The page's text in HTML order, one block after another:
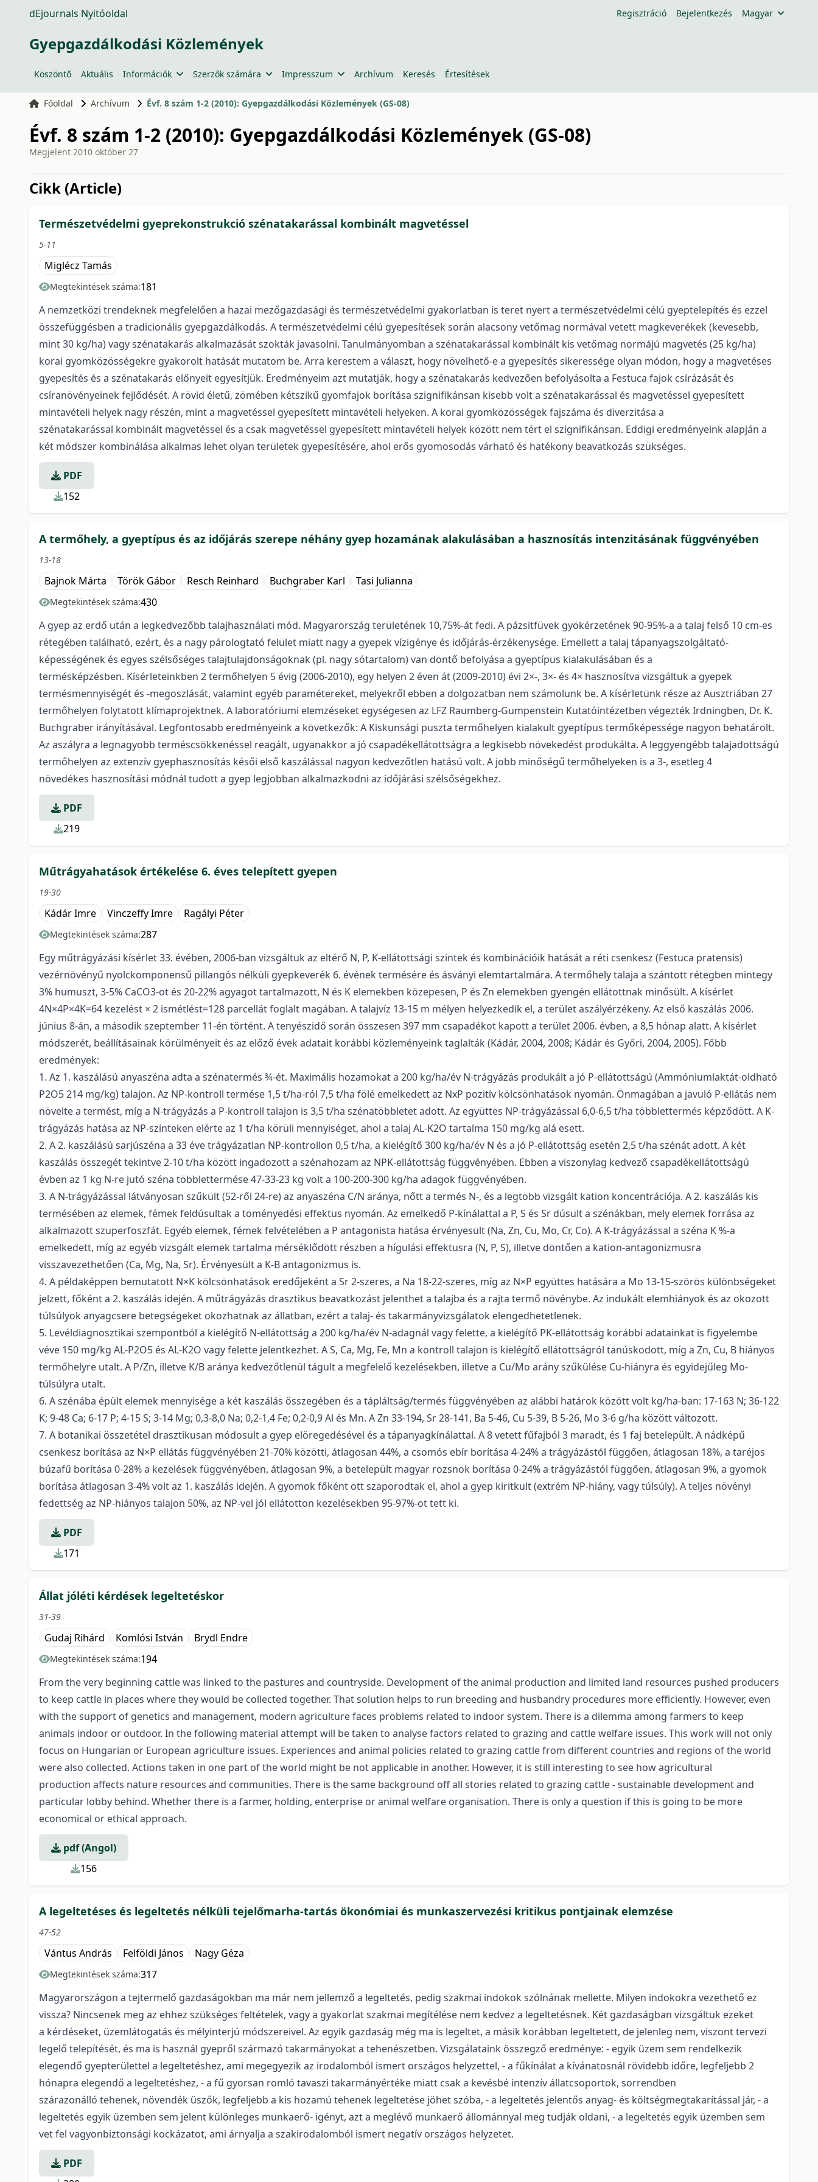
dEjournals Nyitóoldal Regisztráció Bejelentkezés Magyar
Gyepgazdálkodási Közlemények
Köszöntő Aktuális Információk Szerzők számára Impresszum Archívum Keresés Értesítések
Főoldal Archívum Évf. 8 szám 1-2 (2010): Gyepgazdálkodási Közlemények (GS-08)
Évf. 8 szám 1-2 (2010): Gyepgazdálkodási Közlemények (GS-08)
Megjelent 2010 október 27
issue.tableOfContents6a764618b0959
Cikk (Article)
Természetvédelmi gyeprekonstrukció szénatakarással kombinált magvetéssel
5-11
Miglécz Tamás
Megtekintések száma:181
A nemzetközi trendeknek megfelelően a hazai mezőgazdasági és természetvédelmi gyakorlatban is teret nyert a természetvédelmi célú gyeptelepítés és ezzel
összefüggésben a tradicionális gyepgazdálkodás. A természetvédelmi célú gyepesítések során alacsony vetőmag normával vetett magkeverékek (kevesebb,
mint 30 kg/ha) vagy szénatakarás alkalmazását szokták javasolni. Tanulmányomban a szénatakarással kombinált kis vetőmag normájú magvetés (25 kg/ha)
korai gyomközösségekre gyakorolt hatását mutatom be. Arra kerestem a választ, hogy növelhető-e a gyepesítés sikeressége olyan módon, hogy a magvetéses
gyepesítés és a szénatakarás előnyeit egyesítjük. Eredményeim azt mutatják, hogy a szénatakarás kedvezően befolyásolta a Festuca fajok csírázását és
csíranövényeinek fejlődését. A rövid életű, zömében kétszikű gyomfajok borítása szignifikánsan kisebb volt a szénatakarással és magvetéssel gyepesített
mintavételi helyek nagy részén, mint a magvetéssel gyepesített mintavételi helyeken. A korai gyomközösségek fajszáma és diverzitása a
szénatakarással kombinált magvetéssel és a csak magvetéssel gyepesített mintavételi helyek között nem tért el szignifikánsan. Eddigi eredményeink alapján a
két módszer kombinálása alkalmas lehet olyan területek gyepesítésére, ahol erős gyomosodás várható és hatékony beavatkozás szükséges.
PDF
152
A termőhely, a gyeptípus és az időjárás szerepe néhány gyep hozamának alakulásában a hasznosítás intenzitásának függvényében
13-18
Bajnok Márta Török Gábor Resch Reinhard Buchgraber Karl Tasi Julianna
Megtekintések száma:430
A gyep az erdő után a legkedvezőbb talajhasználati mód. Magyarország területének 10,75%-át fedi. A pázsitfüvek gyökérzetének 90-95%-a a talaj felső 10 cm-es
rétegében található, ezért, és a nagy párologtató felület miatt nagy a gyepek vízigénye és időjárás-érzékenysége. Emellett a talaj tápanyagszolgáltató-
képességének és egyes szélsőséges talajtulajdonságoknak (pl. nagy sótartalom) van döntő befolyása a gyeptípus kialakulásában és a
termésképzésben. Kísérleteinkben 2 termőhelyen 5 évig (2006-2010), egy helyen 2 éven át (2009-2010) évi 2×-, 3×- és 4× hasznosítva vizsgáltuk a gyepek
termésmennyiségét és -megoszlását, valamint egyéb paramétereket, melyekről ebben a dolgozatban nem számolunk be. A kísérletünk része az Ausztriában 27
termőhelyen folytatott klímaprojektnek. A laboratóriumi elemzéseket egységesen az LFZ Raumberg-Gumpenstein Kutatóintézetben végezték Irdningben, Dr. K.
Buchgraber irányításával. Legfontosabb eredményeink a következők: A Kiskunsági puszta termőhelyen kialakult gyeptípus termőképessége nagyon behatárolt.
Az aszályra a legnagyobb terméscsökkenéssel reagált, ugyanakkor a jó csapadékellátottságra a legkisebb növekedést produkálta. A leggyengébb talajadottságú
termőhelyen az extenzív gyephasznosítás késői első kaszálással nagyon kedvezőtlen hatású volt. A jobb minőségű termőhelyeken is a 3-, esetleg 4
növedékes hasznosítási módnál tudott a gyep legjobban alkalmazkodni az időjárási szélsőségekhez.
PDF
219
Műtrágyahatások értékelése 6. éves telepített gyepen
19-30
Kádár Imre Vinczeffy Imre Ragályi Péter
Megtekintések száma:287
Egy műtrágyázási kísérlet 33. évében, 2006-ban vizsgáltuk az eltérő N, P, K-ellátottsági szintek és kombinációik hatását a réti csenkesz (Festuca pratensis)
vezérnövényű nyolckomponensű pillangós nélküli gyepkeverék 6. évének termésére és ásványi elemtartalmára. A termőhely talaja a szántott rétegben mintegy
3% humuszt, 3-5% CaCO3-ot és 20-22% agyagot tartalmazott, N és K elemekben közepesen, P és Zn elemekben gyengén ellátottnak minősült. A kísérlet
4N×4P×4K=64 kezelést × 2 ismétlést=128 parcellát foglalt magában. A talajvíz 13-15 m mélyen helyezkedik el, a terület aszályérzékeny. Az első kaszálás 2006.
június 8-án, a második szeptember 11-én történt. A tenyészidő során összesen 397 mm csapadékot kapott a terület 2006. évben, a 8,5 hónap alatt. A kísérlet
módszerét, beállításainak körülményeit és az előző évek adatait korábbi közleményeink taglalták (Kádár, 2004, 2008; Kádár és Győri, 2004, 2005). Főbb
eredmények:
1. Az 1. kaszálású anyaszéna adta a szénatermés ¾-ét. Maximális hozamokat a 200 kg/ha/év N-trágyázás produkált a jó P-ellátottságú (Ammóniumlaktát-oldható
P2O5 214 mg/kg) talajon. Az NP-kontroll termése 1,5 t/ha-ról 7,5 t/ha fölé emelkedett az NxP pozitív kölcsönhatások nyomán. Önmagában a javuló P-ellátás nem
növelte a termést, míg a N-trágyázás a P-kontroll talajon is 3,5 t/ha szénatöbbletet adott. Az együttes NP-trágyázással 6,0-6,5 t/ha többlettermés képződött. A K-
trágyázás hatása az NP-szinteken elérte az 1 t/ha körüli mennyiséget, ahol a talaj AL-K2O tartalma 150 mg/kg alá esett.
2. A 2. kaszálású sarjúszéna a 33 éve trágyázatlan NP-kontrollon 0,5 t/ha, a kielégítő 300 kg/ha/év N és a jó P-ellátottság esetén 2,5 t/ha szénát adott. A két
kaszálás összegét tekintve 2-10 t/ha között ingadozott a szénahozam az NPK-ellátottság függvényében. Ebben a viszonylag kedvező csapadékellátottságú
évben az 1 kg N-re jutó széna többlettermése 47-33-23 kg volt a 100-200-300 kg/ha adagok függvényében.
3. A N-trágyázással látványosan szűkült (52-ről 24-re) az anyaszéna C/N aránya, nőtt a termés N-, és a legtöbb vizsgált kation koncentrációja. A 2. kaszálás kis
termésében az elemek, fémek feldúsultak a töményedési effektus nyomán. Az emelkedő P-kínálattal a P, S és Sr dúsult a szénákban, mely elemek forrása az
alkalmazott szuperfoszfát. Egyéb elemek, fémek felvételében a P antagonista hatása érvényesült (Na, Zn, Cu, Mo, Cr, Co). A K-trágyázással a széna K %-a
emelkedett, míg az egyéb vizsgált elemek tartalma mérséklődött részben a hígulási effektusra (N, P, S), illetve döntően a kation-antagonizmusra
visszavezethetően (Ca, Mg, Na, Sr). Érvényesült a K-B antagonizmus is.
4. A példaképpen bemutatott N×K kölcsönhatások eredőjeként a Sr 2-szeres, a Na 18-22-szeres, míg az N×P együttes hatására a Mo 13-15-szörös különbségeket
jelzett, főként a 2. kaszálás idején. A műtrágyázás drasztikus beavatkozást jelenthet a talajba és a rajta termő növénybe. Az indukált elemhiányok és az okozott
túlsúlyok anyagcsere betegségeket okozhatnak az állatban, ezért a talaj- és takarmányvizsgálatok elengedhetetlenek.
5. Levéldiagnosztikai szempontból a kielégítő N-ellátottság a 200 kg/ha/év N-adagnál vagy felette, a kielégítő PK-ellátottság korábbi adatainkat is figyelembe
véve 150 mg/kg AL-P2O5 és AL-K2O vagy felette jelentkezhet. A S, Ca, Mg, Fe, Mn a kontroll talajon is kielégítő ellátottságról tanúskodott, míg a Zn, Cu, B hiányos
termőhelyre utalt. A P/Zn, illetve K/B aránya kedvezőtlenül tágult a megfelelő kezelésekben, illetve a Cu/Mo arány szűkülése Cu-hiányra és egyidejűleg Mo-
túlsúlyra utalt.
6. A szénába épült elemek mennyisége a két kaszálás összegében és a tápláltság/termés függvényében az alábbi határok között volt kg/ha-ban: 17-163 N; 36-122
K; 9-48 Ca; 6-17 P; 4-15 S; 3-14 Mg; 0,3-8,0 Na; 0,2-1,4 Fe; 0,2-0,9 Al és Mn. A Zn 33-194, Sr 28-141, Ba 5-46, Cu 5-39, B 5-26, Mo 3-6 g/ha között változott.
7. A botanikai összetétel drasztikusan módosult a gyep elöregedésével és a tápanyagkínálattal. A 8 vetett fűfajból 3 maradt, és 1 faj betelepült. A nádképű
csenkesz borítása az N×P ellátás függvényében 21-70% közötti, átlagosan 44%, a csomós ebír borítása 4-24% a trágyázástól függően, átlagosan 18%, a taréjos
búzafű borítása 0-28% a kezelések függvényében, átlagosan 9%, a betelepült magyar rozsnok borítása 0-24% a trágyázástól függően, átlagosan 9%, a gyomok
borítása átlagosan 3-4% volt az 1. kaszálás idején. A gyomok főként ott szaporodtak el, ahol a gyep kiritkult (extrém NP-hiány, vagy túlsúly). A teljes növényi
fedettség az NP-hiányos talajon 50%, az NP-vel jól ellátotton kezelésekben 95-97%-ot tett ki.
PDF
171
Állat jóléti kérdések legeltetéskor
31-39
Gudaj Rihárd Komlósi István Brydl Endre
Megtekintések száma:194
From the very beginning cattle was linked to the pastures and countryside. Development of the animal production and limited land resources pushed producers
to keep cattle in places where they would be collected together. That solution helps to run breeding and husbandry procedures more efficiently. However, even
with the support of genetics and management, modern agriculture faces problems related to indoor system. There is a dilemma among farmers to keep
animals indoor or outdoor. In the following material attempt will be taken to analyse factors related to grazing and cattle welfare issues. This work will not only
focus on Hungarian or European agriculture issues. Experiences and animal policies related to grazing cattle from different countries and regions of the world
were also collected. Actions taken in one part of the world might be not applicable in another. However, it is still interesting to see how agricultural
production affects nature resources and communities. There is the same background off all stories related to grazing cattle - sustainable development and
particular lobby behind. Whether there is a farmer, holding, enterprise or animal welfare organisation. There is only a question if this is going to be more
economical or ethical approach.
pdf (Angol)
156
A legeltetéses és legeltetés nélküli tejelőmarha-tartás ökonómiai és munkaszervezési kritikus pontjainak elemzése
47-52
Vántus András Felföldi János Nagy Géza
Megtekintések száma:317
Magyarországon a tejtermelő gazdaságokban ma már nem jellemző a legeltetés, pedig szakmai indokok szólnának mellette. Milyen indokokra vezethető ez
vissza? Nincsenek meg az ehhez szükséges feltételek, vagy a gyakorlat szakmai megítélése nem kedvez a legeltetésnek. Két gazdaságban vizsgáltuk ezeket
a kérdéseket, üzemlátogatás és mélyinterjú módszereivel. Az egyik gazdaság még ma is legeltet, a másik korábban legeltetett, de jelenleg nem, viszont tervezi
legelő telepítését, és ma is használ gyepről származó takarmányokat a tehenészetben. Vizsgálataink összegző eredménye: - egyik üzem sem rendelkezik
elegendő gyepterülettel a legeltetéshez, ami megegyezik az irodalomból ismert országos helyzettel, - a fűkínálat a kívánatosnál rövidebb időre, legfeljebb 2
hónapra elegendő a legeltetéshez, - a fű gyorsan romló tavaszi takarmányértéke miatt csak a kevésbé intenzív állatcsoportok, sorrendben
szárazonálló tehenek, növendék üszők, legfeljebb a kis hozamú tehenek legeltetése jöhet szóba, - a legeltetés jelentős anyag- és költségmegtakarítással jár, - a
legeltetés egyik üzemben sem jelent különleges munkaerő- igényt, azt a meglévő munkaerő állománnyal meg tudják oldani, - a legeltetés egyik üzemben sem
vet fel vagyonbiztonsági kockázatot, ami árnyalja a szakirodalomból ismert negatív országos helyzetet.
PDF